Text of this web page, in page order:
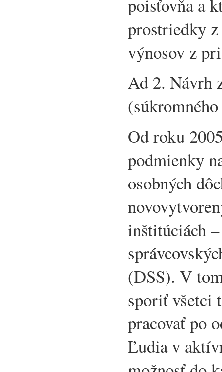
poisťovňa a
prostriedky z
výnosov z
Ad 2. Návrh
Od roku
podmienky
osobných
inštitúciách
(DSS). V
sporiť všetci
pracovať po
Ľudia v